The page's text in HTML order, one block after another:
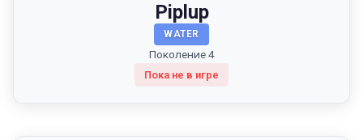
Piplup
WATER
Поколение 4
Пока не в игре